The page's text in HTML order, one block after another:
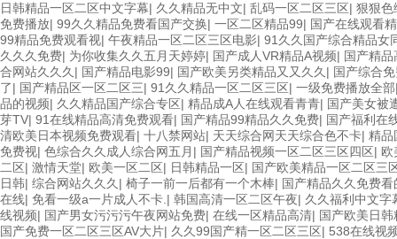
日韩精品一区二区中文字幕| 久久精品无中文| 乱码一区二区三区| 狠狠色
免费播放| 99久久精品免费看国产交换| 一区二区精品99| 国产在线观看
99精品免费观看视| 午夜精品一区二区三区电影| 91久久国产综合精品女
久久久免费| 为你收集久久五月天婷婷| 国产成人VR精品A视频| 国产精
合网站久久久 | 国产精品电影99| 国产欧美另类精品又又久久 | 国产综合
了| 国产精品区一区二区三| 91久久精品一区二区三区| 一级免费播放全部
品的视频| 久久精品国产综合专区| 精品成A人在线观看青青| 国产美女被
芽TV| 91在线精品高清免费观看| 国产精品99精品久久免费| 国产福利在
清欧美日本视频免费观看| 十八禁网站| 天天综合网天天综合色不卡| 精品
免费视| 色综合久久成人综合网五月 | 国产精品视频一区二区三区四区| 欧
二区| 激情天堂| 欧美一区二区| 日韩精品一区| 国产欧美精品一区二区三
日韩| 综合网站久久久 | 椅子一前一后都有一个木棒| 国产精品久久免费看
在线| 免看一级a一片成人不卡. | 韩国高清一区二区午夜| 久久福利中文字
线视频| 国产男女污污污午夜网站免费| 在线一区精品高清| 国产欧美日
国产免费一区二区三区AV大片| 久久99国产精一区二区三区| 538在线视